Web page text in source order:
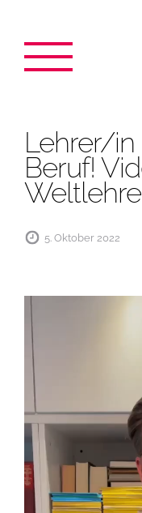
springen
Lehrer/in
Beruf!
5. Oktober 2022
Player